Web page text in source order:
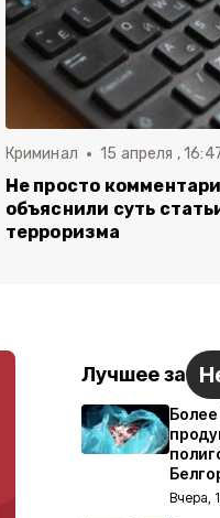
Криминал 15 апреля ,
Не просто
объяснили суть
терроризма
Лучшее за
Более
Вчера,